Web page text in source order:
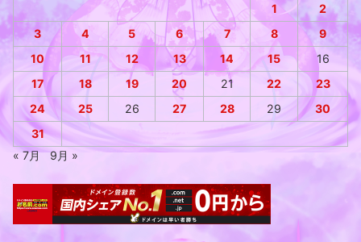
1
2
3
4 5 6 7 8
9
10
11 12 13 14 15
16
17
18 19 20 21 22
23
24
25 26 27 28 29
30
31
« 7月
9月 »